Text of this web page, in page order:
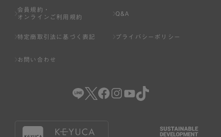
会員規約・
オンラインご利用規約
Q&A
特定商取引法に基づく表記 プライバシーポリシー
お問い合わせ